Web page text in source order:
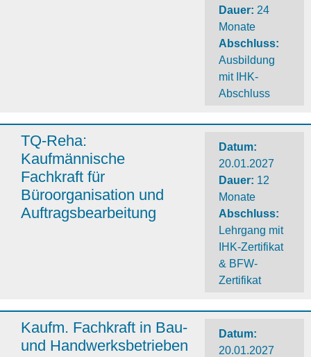
Dauer: 24
Monate
Abschluss:
Ausbildung
mit IHK-
Abschluss
TQ-Reha:
Kaufmännische
Fachkraft für
Büroorganisation und
Auftragsbearbeitung
Datum:
20.01.2027
Dauer: 12
Monate
Abschluss:
Lehrgang mit
IHK-Zertifikat
& BFW-
Zertifikat
Kaufm. Fachkraft in Bau-
und Handwerksbetrieben
Datum:
20.01.2027